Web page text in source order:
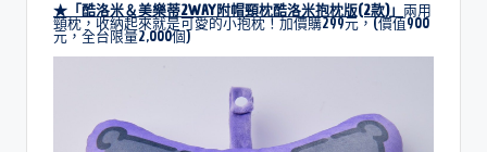
★ 「酷洛米＆美樂蒂2WAY附帽頸枕酷洛米抱枕版(2款)」 兩用
頸枕，收納起來就是可愛的小抱枕！加價購299元，(價值900
元，全台限量2,000個)